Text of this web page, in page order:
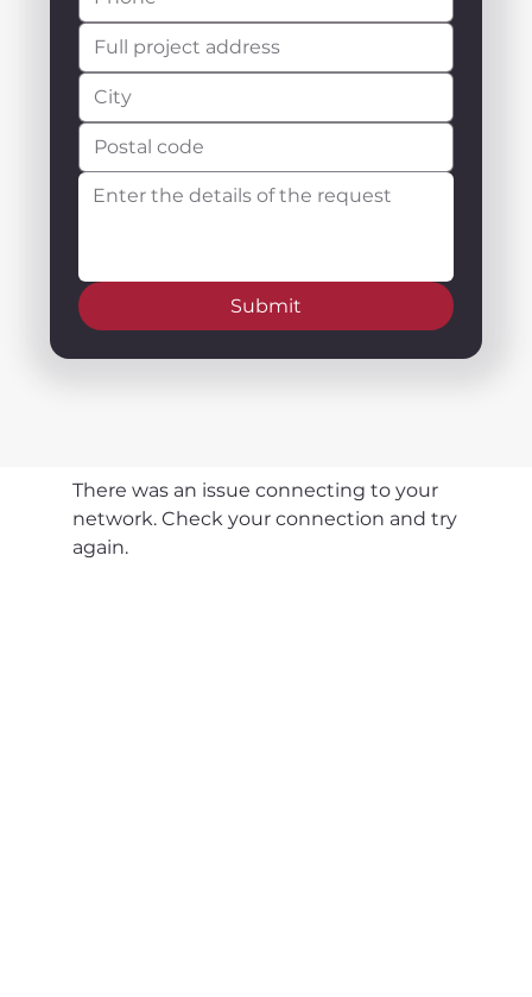
Submit
There was an issue connecting to your
network. Check your connection and try
again.